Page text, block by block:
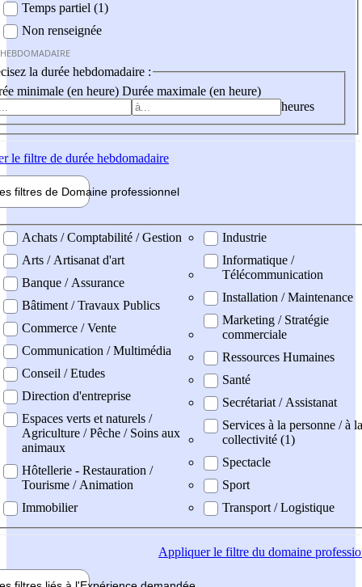
Temps partiel (1)
Non renseignée
la durée hebdomadaire :
minimale (en heure) Durée maximale (en heure)
heures
le filtre de durée hebdomadaire
filtres de Domaine professionnel
professionel
Achats / Comptabilité / Gestion
Arts / Artisanat d'art
Banque / Assurance
Bâtiment / Travaux Publics
Commerce / Vente
Communication / Multimédia
Conseil / Etudes
Direction d'entreprise
Espaces verts et naturels /
Agriculture / Pêche / Soins aux
animaux
Hôtellerie - Restauration /
Tourisme / Animation
Immobilier
Industrie
Informatique /
Télécommunication
Installation / Maintenance
Marketing / Stratégie
commerciale
Ressources Humaines
Santé
Secrétariat / Assistanat
Services à la personne / à la
collectivité (1)
Spectacle
Sport
Transport / Logistique
Appliquerle filtre du domaine